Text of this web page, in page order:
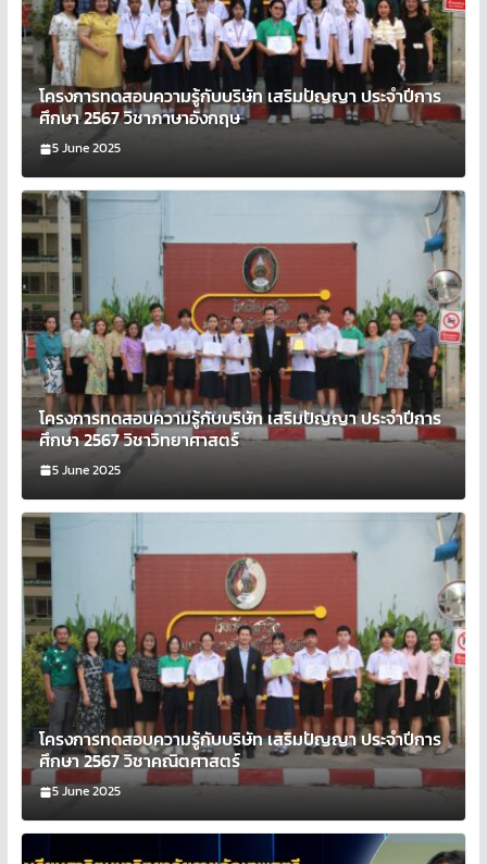
โครงการทดสอบความรู้กับบริษัท เสริมปัญญา ประจำปีการ
ศึกษา 2567 วิชาภาษาอังกฤษ
5 June 2025
โครงการทดสอบความรู้กับบริษัท เสริมปัญญา ประจำปีการ
ศึกษา 2567 วิชาวิทยาศาสตร์
5 June 2025
โครงการทดสอบความรู้กับบริษัท เสริมปัญญา ประจำปีการ
ศึกษา 2567 วิชาคณิตศาสตร์
5 June 2025